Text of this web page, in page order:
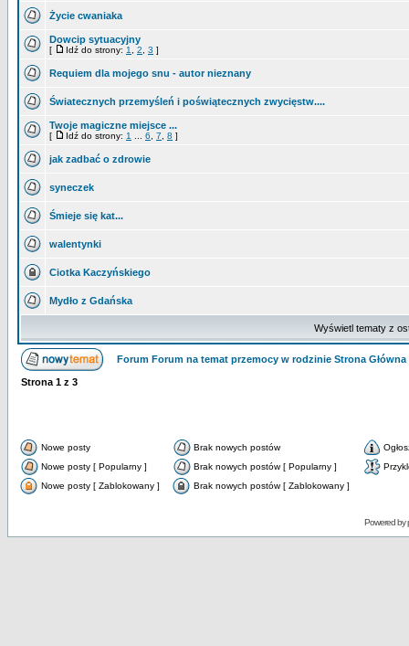
Życie cwaniaka
Dowcip sytuacyjny
[ Idź do strony: 1 2 3 ]
Requiem dla mojego snu - autor nieznany
Światecznych przemyśleń i poświątecznych zwycięstw....
Twoje magiczne miejsce ...
[ Idź do strony: 1 6 7 8 ]
jak zadbać o zdrowie
syneczek
Śmieje się kat...
walentynki
Ciotka Kaczyńskiego
Mydło z Gdańska
Wyświetl tematy z
Forum Forum na temat przemocy w rodzinie Strona Główna
Strona 1 z 3
Nowe posty Brak nowych postów
Nowe posty [ Popularny ]
Brak nowych postów [ Popularny ]
Nowe posty [ Zablokowany ]
Brak nowych postów [ Zablokowany ]
Powered by